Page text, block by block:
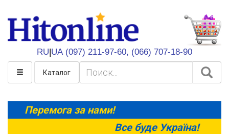
RU|UA (097) 211-97-60, (066) 707-18-90
HitOnline
Каталог
Перемога за нами!
Все буде Україна!